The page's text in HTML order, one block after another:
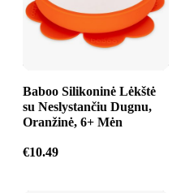
Baboo Silikoninė Lėkštė
su Neslystančiu Dugnu,
Oranžinė, 6+ Mėn
€10.49